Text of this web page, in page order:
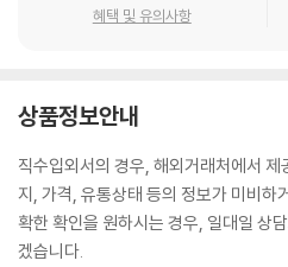
혜택 및 유의사항
상품정보안내
직수입외서의 경우, 해외거래처에서
지, 가격, 유통상태 등의 정보가 미비하
확한 확인을 원하시는 경우, 일대일 상
겠습니다.